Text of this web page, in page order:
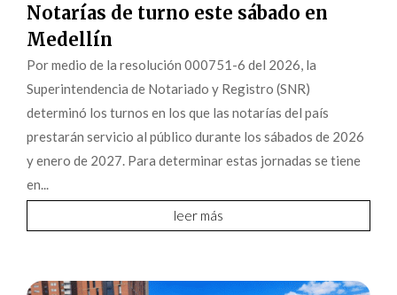
Notarías de turno este sábado en
Medellín
Por medio de la resolución 000751-6 del 2026, la
Superintendencia de Notariado y Registro (SNR)
determinó los turnos en los que las notarías del país
prestarán servicio al público durante los sábados de 2026
y enero de 2027. Para determinar estas jornadas se tiene
en...
leer más